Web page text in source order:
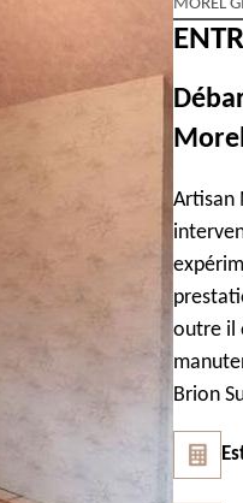
MOREL
Artisan
outre il
Brion